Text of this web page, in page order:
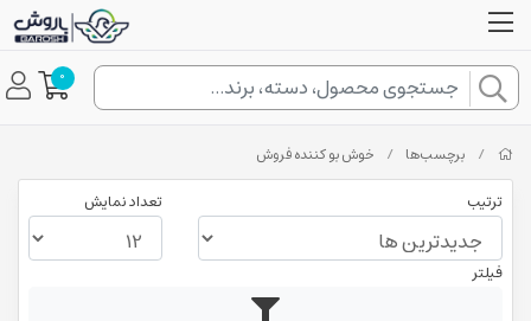
0
/ برچسب‌ها / خوش بو کننده فروش
ترتیب تعداد نمایش
فیلتر